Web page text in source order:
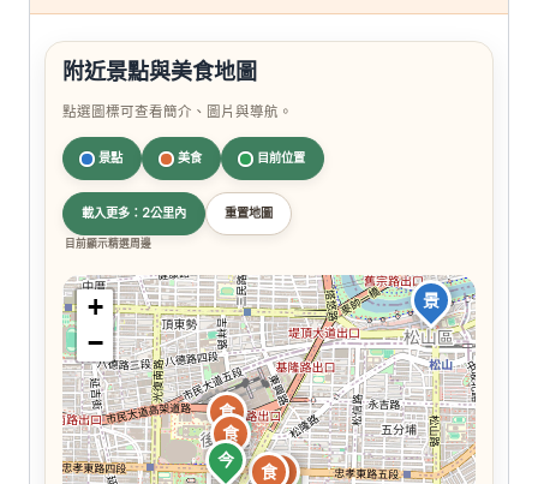
附近景點與美食地圖
點選圖標可查看簡介、圖片與導航。
景點 美食 目前位置
載入更多：2公里內 重置地圖
目前顯示精選周邊
今
食
景
食
食
食
+
−